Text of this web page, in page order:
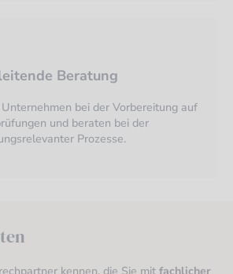
Beratung
bei der Vorbereitung auf
und beraten bei der
Prozesse.
kennen, die Sie mit fachlicher